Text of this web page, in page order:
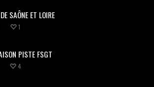
SAÔNE ET LOIRE
1
PISTE FSGT
4